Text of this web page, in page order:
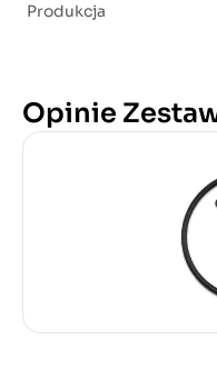
Produkcja
Opinie